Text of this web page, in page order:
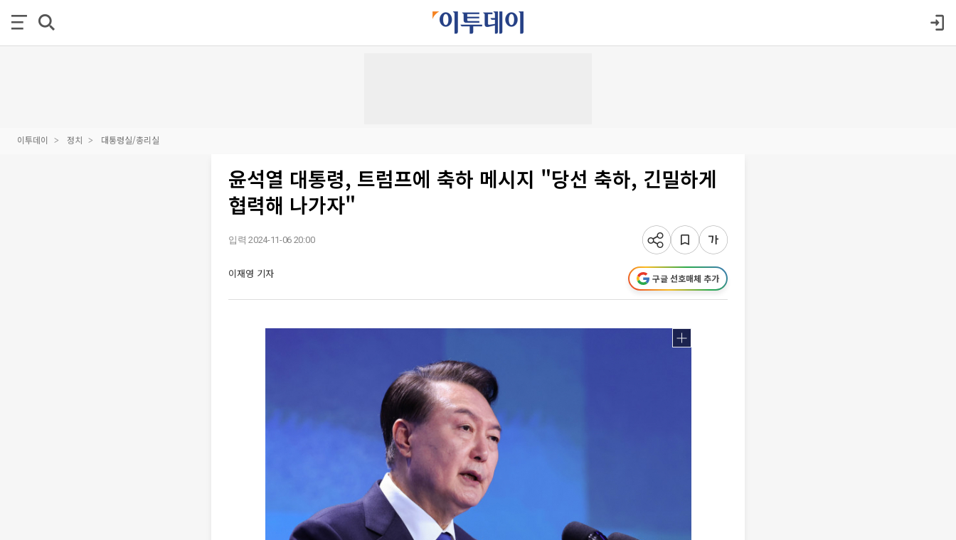
이투데이 정치 대통령실/총리실
윤석열 대통령, 트럼프에 축하 메시지 "당선 축하, 긴밀하게
협력해 나가자"
입력 2024-11-06 20:00
이재영 기자 구글 선호매체 추가